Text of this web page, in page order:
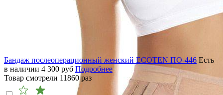
Бандаж послеоперационный женский ECOTEN ПО-446 Есть
в наличии 4 300 руб Подробнее
Товар смотрели 11860раз